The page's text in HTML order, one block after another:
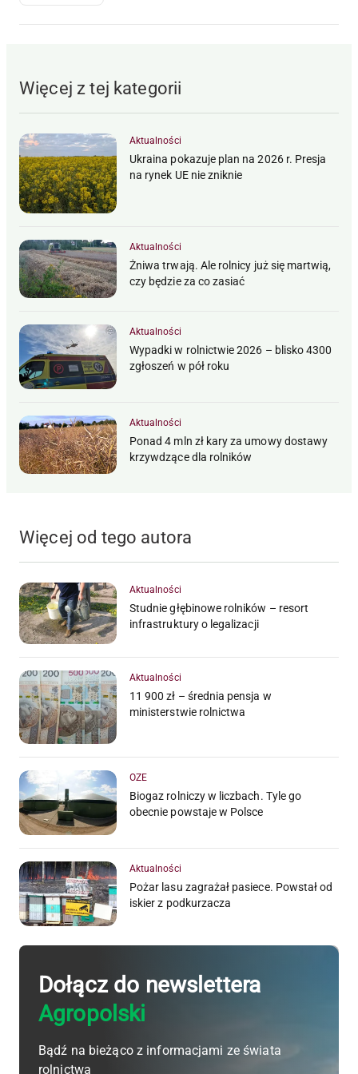
Więcej z tej kategorii
Aktualności
Ukraina pokazuje plan na 2026 r. Presja
na rynek UE nie zniknie
Aktualności
Żniwa trwają. Ale rolnicy już się martwią,
czy będzie za co zasiać
Aktualności
Wypadki w rolnictwie 2026 – blisko 4300
zgłoszeń w pół roku
Aktualności
Ponad 4 mln zł kary za umowy dostawy
krzywdzące dla rolników
Więcej od tego autora
Aktualności
Studnie głębinowe rolników – resort
infrastruktury o legalizacji
Aktualności
11 900 zł – średnia pensja w
ministerstwie rolnictwa
OZE
Biogaz rolniczy w liczbach. Tyle go
obecnie powstaje w Polsce
Aktualności
Pożar lasu zagrażał pasiece. Powstał od
iskier z podkurzacza
Dołącz do newslettera
Agropolski
Bądź na bieżąco z informacjami ze świata
rolnictwa